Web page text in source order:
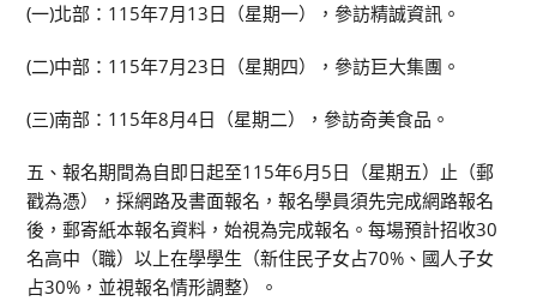
(一)北部：115年7月13日（星期一），參訪精誠資訊。
(二)中部：115年7月23日（星期四），參訪巨大集團。
(三)南部：115年8月4日（星期二），參訪奇美食品。
五、報名期間為自即日起至115年6月5日（星期五）止（郵
戳為憑），採網路及書面報名，報名學員須先完成網路報名
後，郵寄紙本報名資料，始視為完成報名。每場預計招收30
名高中（職）以上在學學生（新住民子女占70%、國人子女
占30%，並視報名情形調整）。